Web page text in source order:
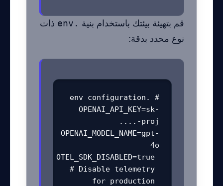
قم بتهيئة بيئتك باستخدام بنية .env
ذات
نوع محدد بدقة:
OPENAI_API_KEY=sk-
OPENAI_MODEL_NAME=gpt-
OTEL_SDK_DISABLED=true
# Disable telemetry
for production